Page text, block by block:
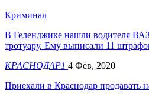
Криминал
В Геленджике нашли водителя
тротуару. Ему выписали 11
КРАСНОДАР1 4 Фев, 2020
Приехали в Краснодар продавать